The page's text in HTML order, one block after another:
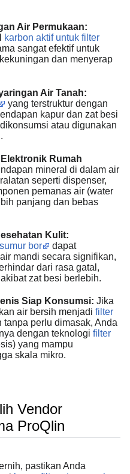
Air Permukaan:
karbon aktif untuk filter
sangat efektif untuk
dan menyerap
Air Tanah:
yang terstruktur dengan
kapur dan zat besi
atau digunakan
Rumah
mineral di dalam air
seperti dispenser,
pemanas air (water
panjang dan bebas
Kulit:
bor
dapat
mandi secara signifikan,
dari rasa gatal,
zat besi berlebih.
Siap Konsumsi: Jika
air bersih menjadifilter
tanpa perlu dimasak, Anda
dengan teknologifilter
yang mampu
skala mikro.
Vendor
ProQlin
pastikan Anda